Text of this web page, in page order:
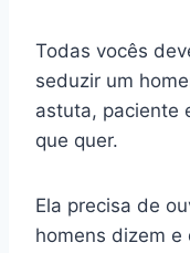
Todas vocês
seduzir um
astuta, paciente
que quer.
Ela precisa de
homens dizem